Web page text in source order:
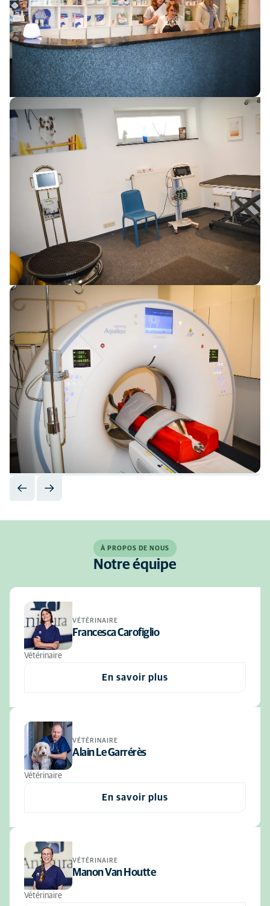
À PROPOS DE NOUS
Notre équipe
VÉTÉRINAIRE
Francesca Carofiglio
Vétérinaire
En savoir plus
VÉTÉRINAIRE
Alain Le Garrérès
Vétérinaire
En savoir plus
VÉTÉRINAIRE
Manon Van Houtte
Vétérinaire